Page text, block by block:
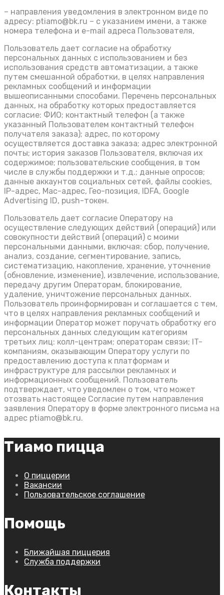
– направления уведомления в электронном виде по
адресу: ptiamo@bk.ru – с указанием имени, а также
номера телефона и e-mail адреса Пользователя,
Пользователь дает согласие на обработку
персональных данных с использованием и без
использования средств автоматизации, а также
путем смешанной обработки, в целях направления
рекламных сообщений и информации
вышеописанными способами. Перечень персональных
данных, на обработку которых предоставляется
согласие: ФИО; контактный телефон (а также
указанный Пользователем контактный телефон
получателя заказа); адрес, по которому
осуществляется доставка заказа; адрес электронной
почты; история заказов Пользователя, включая их
содержимое; пользовательские сообщения, в том
числе в службы поддержки и т.д.; данные опросов;
данные аккаунтов социальных сетей, файлы cookies,
IP-адрес, Mac-адрес, Гео-позиция, IDFA, Google
Advertising ID, push-токен.
Пользователь дает согласие Оператору на
осуществление следующих действий (операций) или
совокупности действий (операций) с моими
персональными данными, включая: сбор, получение,
анализ, создание, сегментирование, запись,
систематизацию, накопление, хранение, уточнение
(обновление, изменение), извлечение, использование,
передачу другим Операторам, блокирование,
удаление, уничтожение персональных данных.
Пользователь проинформирован и соглашается с тем,
что в целях направления рекламных сообщений и
информации Оператор может поручать обработку его
персональных данных следующим категориям
третьих лиц: колл-центрам; операторам связи; IT-
компаниям, оказывающим Оператору услуги по
предоставлению доступа к платформам и
инфраструктуре для рассылки рекламных и
информационных сообщений. Пользователь
подтверждает, что уведомлен о том, что может
отозвать настоящее Согласие путем направления
заявления Оператору в форме электронного письма на
адрес ptiamo@bk.ru.
Тиамо пицца
О пиццерии
Вакансии
Пользовательское соглашение
Помощь
Ближайшая пиццерия
Служба поддержки
Контакты